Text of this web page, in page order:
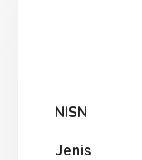
NISN
Jenis